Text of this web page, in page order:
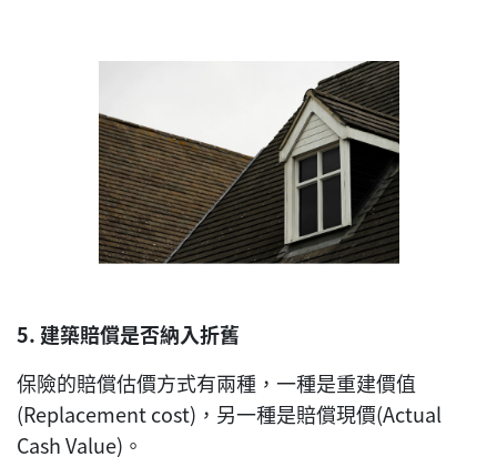
5. 建築賠償是否納入折舊
保險的賠償估價方式有兩種，一種是重建價值
(Replacement cost)，另一種是賠償現價(Actual
Cash Value)。